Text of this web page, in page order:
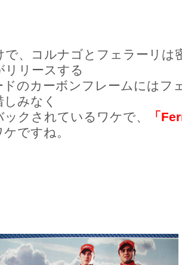
で、コルナゴとフェラーリは
リリースする
ドのカーボンフレームにはフ
みなく
クされているワケで、
「
ですね。